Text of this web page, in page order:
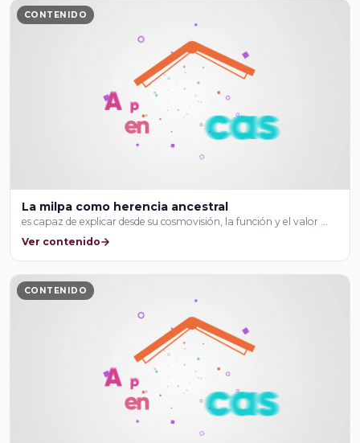
CONTENIDO
La milpa como herencia ancestral
es capaz de explicar desde su cosmovisión, la función y el valor …
Ver contenido
CONTENIDO